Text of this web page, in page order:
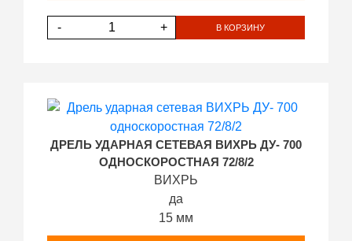
- + В КОРЗИНУ
ДРЕЛЬ УДАРНАЯ СЕТЕВАЯ ВИХРЬ ДУ- 700
ОДНОСКОРОСТНАЯ 72/8/2
ВИХРЬ
да
15 мм